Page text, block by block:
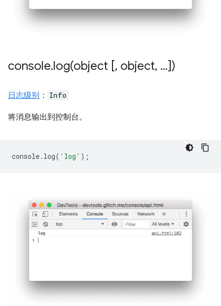
console.log(object [, object, ...])
日志级别 ： Info
将消息输出到控制台。
console. log( 'log' );